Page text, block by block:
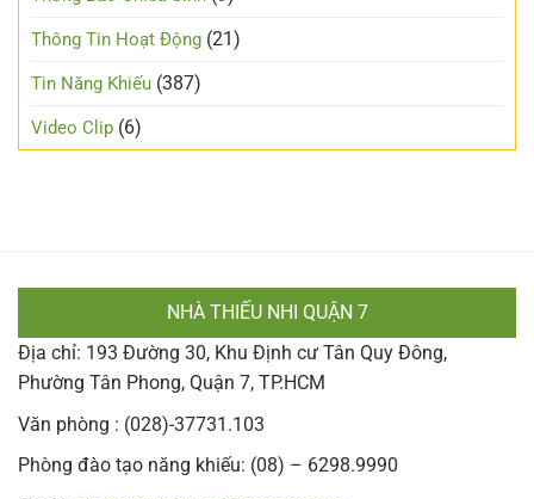
Thông Tin Hoạt Động (21)
Tin Năng Khiếu (387)
Video Clip (6)
NHÀ THIẾU NHI QUẬN 7
Địa chỉ: 193 Đường 30, Khu Định cư Tân Quy Đông,
Phường Tân Phong, Quận 7, TP.HCM
Văn phòng : (028)-37731.103
Phòng đào tạo năng khiếu: (08) – 6298.9990